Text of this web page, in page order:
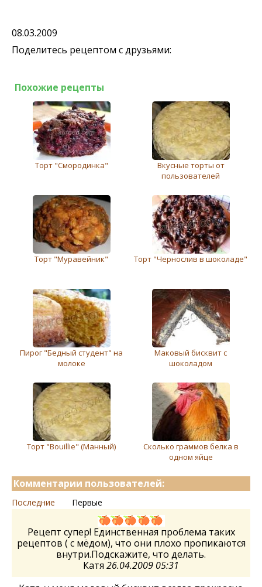
08.03.2009
Поделитесь рецептом с друзьями:
Похожие рецепты
Торт "Смородинка"
Вкусные торты от
пользователей
Торт "Муравейник" Торт "Чернослив в шоколаде"
Пирог "Бедный студент" на
молоке
Маковый бисквит с
шоколадом
Торт "Вouillie" (Манный)
Сколько граммов белка в
одном яйце
Комментарии пользователей:
Последние Первые
Рецепт супер! Единственная проблема таких
рецептов ( с мёдом), что они плохо пропикаются
внутри.Подскажите, что делать.
Катя 26.04.2009 05:31